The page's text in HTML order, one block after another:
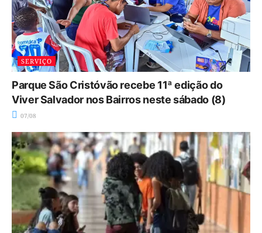
SERVIÇO
Parque São Cristóvão recebe 11ª edição do
Viver Salvador nos Bairros neste sábado (8)
07/08